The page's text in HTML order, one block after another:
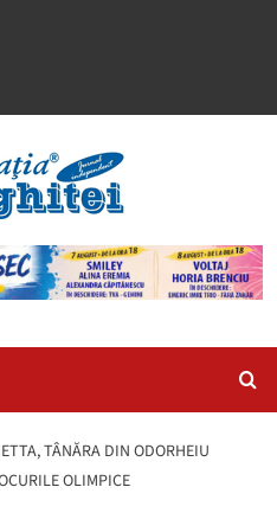
TÂNĂRA DIN ODORHEIU
OLIMPICE